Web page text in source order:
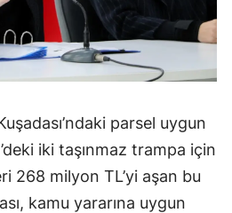
parsel uygun
iki taşınmaz trampa için
268 milyon TL’yi aşan bu
kamu yararına uygun